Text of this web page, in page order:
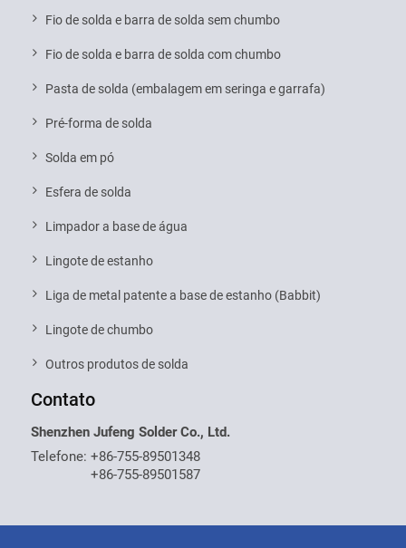
Fio de solda e barra de solda sem chumbo
Fio de solda e barra de solda com chumbo
Pasta de solda (embalagem em seringa e garrafa)
Pré-forma de solda
Solda em pó
Esfera de solda
Limpador a base de água
Lingote de estanho
Liga de metal patente a base de estanho (Babbit)
Lingote de chumbo
Outros produtos de solda
Contato
Shenzhen Jufeng Solder Co., Ltd.
Telefone:+86-755-89501348
+86-755-89501587